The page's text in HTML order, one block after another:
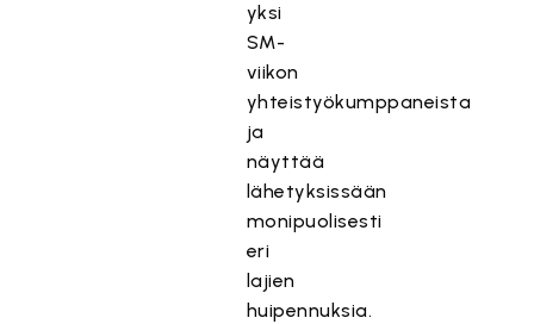
yksi
SM-
viikon
yhteistyökumppaneista
ja
näyttää
lähetyksissään
monipuolisesti
eri
lajien
huipennuksia.